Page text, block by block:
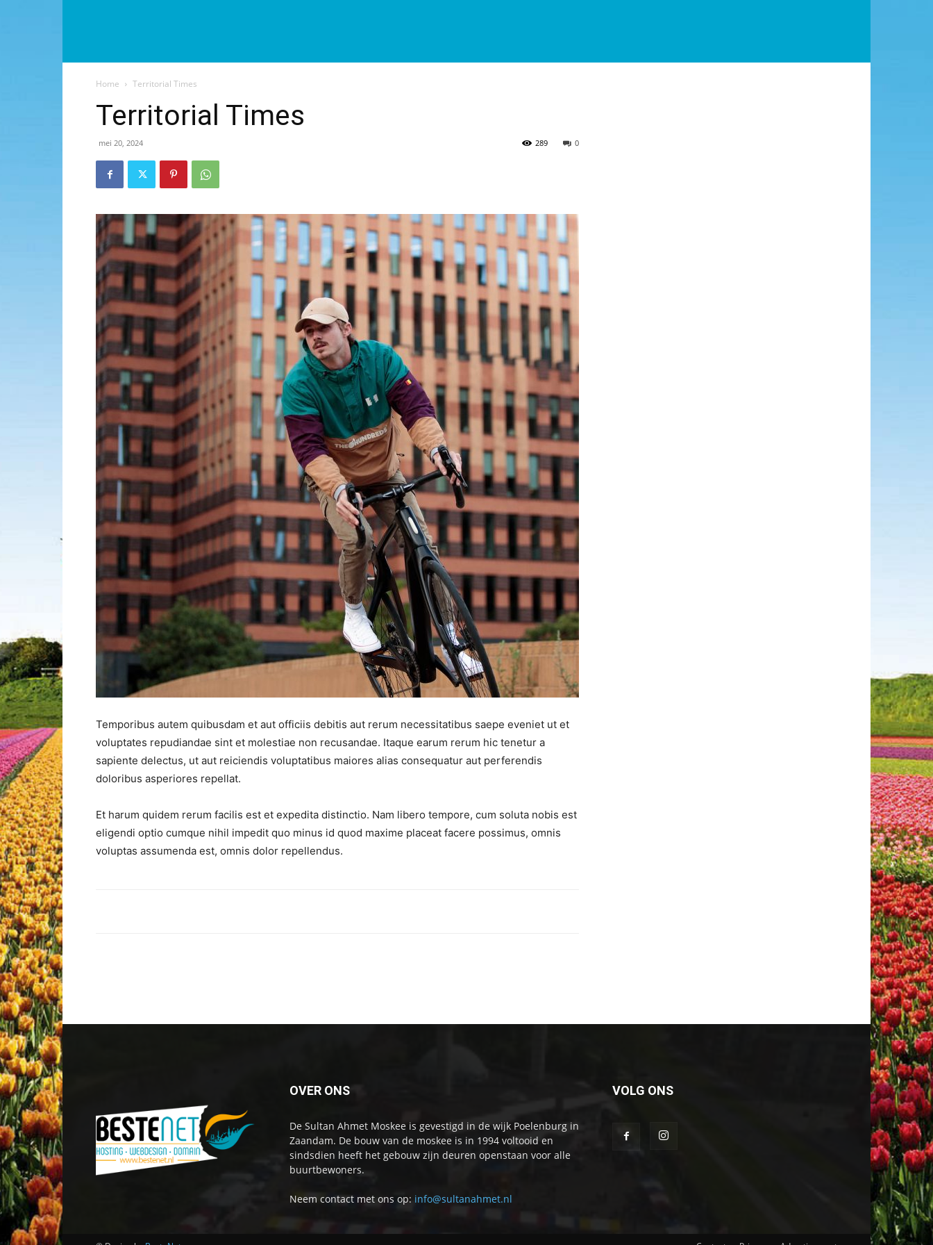
Home Territorial Times
Territorial Times
mei 20, 2024 0
289
Temporibus autem quibusdam et aut officiis debitis aut rerum necessitatibus saepe eveniet ut et
voluptates repudiandae sint et molestiae non recusandae. Itaque earum rerum hic tenetur a
sapiente delectus, ut aut reiciendis voluptatibus maiores alias consequatur aut perferendis
doloribus asperiores repellat.
Et harum quidem rerum facilis est et expedita distinctio. Nam libero tempore, cum soluta nobis est
eligendi optio cumque nihil impedit quo minus id quod maxime placeat facere possimus, omnis
voluptas assumenda est, omnis dolor repellendus.
OVER ONS
De Sultan Ahmet Moskee is gevestigd in de wijk Poelenburg in
Zaandam. De bouw van de moskee is in 1994 voltooid en
sindsdien heeft het gebouw zijn deuren openstaan voor alle
buurtbewoners.
Neem contact met ons op: info@sultanahmet.nl
VOLG ONS